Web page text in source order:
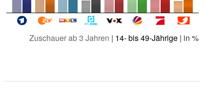
Zuschauer ab 3 Jahren | 14- bis 49-Jährige| in %